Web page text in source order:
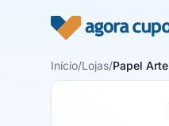
Início/Lojas/Papel Arte